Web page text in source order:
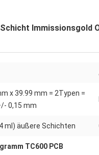
Schicht
x 39.99 mm = 2Typen =
0,15 mm
ml) äußere Schichten
TC600 PCB